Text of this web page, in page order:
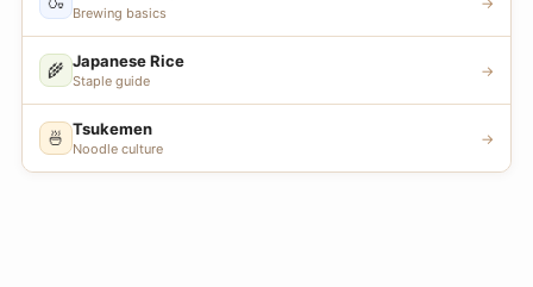
Brewing basics
🌾 Japanese Rice
Staple guide
→
🍜 Tsukemen
Noodle culture
→